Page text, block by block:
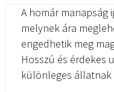
A homár manapság
melynek ára
engedhetik meg
Hosszú és érdekes
különleges